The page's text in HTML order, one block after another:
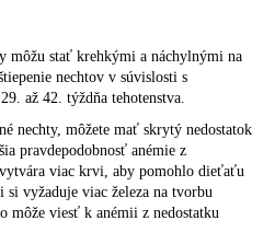
môžu stať krehkými a náchylnými na
nechtov v súvislosti s
až 42. týždňa tehotenstva.
nechty, môžete mať skrytý nedostatok
pravdepodobnosť anémie z
viac krvi, aby pomohlo dieťaťu
vyžaduje viac železa na tvorbu
môže viesť k anémii z nedostatku